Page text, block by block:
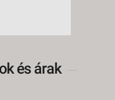
és árak